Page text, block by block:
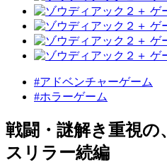
#アドベンチャーゲーム
#ホラーゲーム
戦闘・謎解き重視
スリラー続編